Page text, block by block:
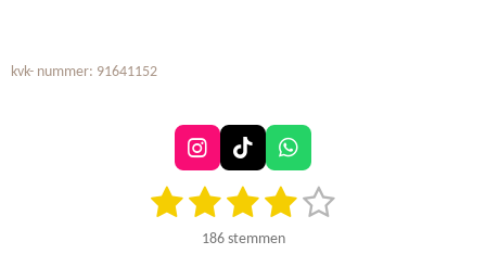
kvk- nummer: 91641152
I
n
s
t
a
T
i
k
T
o
W
h
a
t
1
2
3
s
4
s
5
186 stemmen